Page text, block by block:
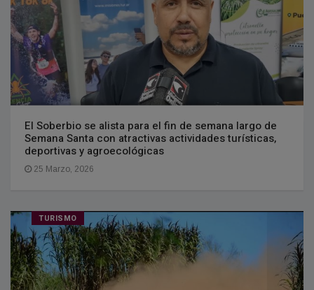
El Soberbio se alista para el fin de semana largo de
Semana Santa con atractivas actividades turísticas,
deportivas y agroecológicas
25 Marzo, 2026
TURISMO